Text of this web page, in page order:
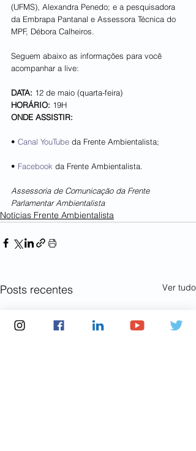
(UFMS), Alexandra Penedo; e a pesquisadora
da Embrapa Pantanal e Assessora Técnica do
MPF, Débora Calheiros.
Seguem abaixo as informações para você
acompanhar a live:
DATA: 12 de maio (quarta-feira)
HORÁRIO: 19H
ONDE ASSISTIR:
• Canal YouTube da Frente Ambientalista;
• Facebook da Frente Ambientalista.
Assessoria de Comunicação da Frente
Parlamentar Ambientalista
Notícias Frente Ambientalista
Posts recentes Ver tudo